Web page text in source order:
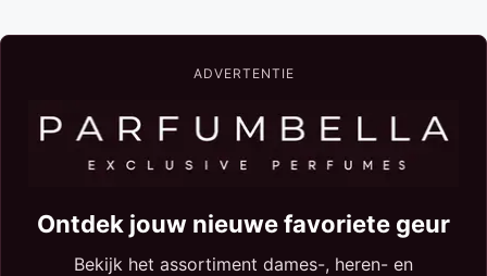
ADVERTENTIE
Ontdek jouw nieuwe favoriete geur
Bekijk het assortiment dames-, heren- en